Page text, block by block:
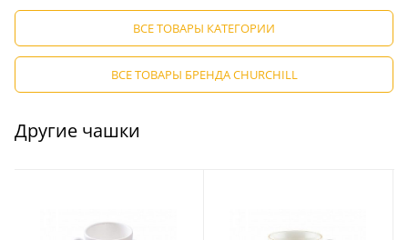
ВСЕ ТОВАРЫ КАТЕГОРИИ
ВСЕ ТОВАРЫ БРЕНДА CHURCHILL
Другие чашки